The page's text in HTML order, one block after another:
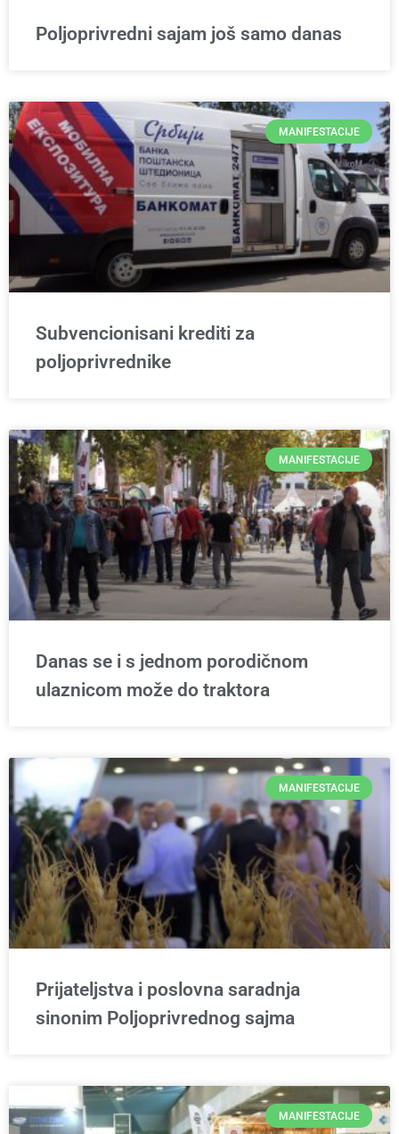
Poljoprivredni sajam još samo danas
MANIFESTACIJE
Subvencionisani krediti za
poljoprivrednike
MANIFESTACIJE
Danas se i s jednom porodičnom
ulaznicom može do traktora
MANIFESTACIJE
Prijateljstva i poslovna saradnja
sinonim Poljoprivrednog sajma
MANIFESTACIJE